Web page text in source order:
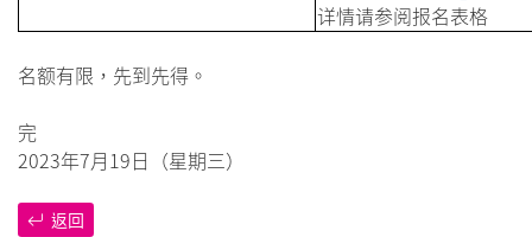
详情请参阅报名表格
名额有限，先到先得。
完
2023年7月19日（星期三）
返回